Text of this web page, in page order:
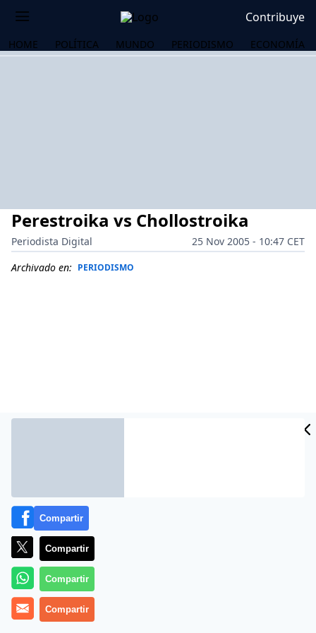
Contribuye
HOME POLÍTICA MUNDO PERIODISMO ECONOMÍA
Perestroika vs Chollostroika
Periodista Digital
25 Nov 2005 - 10:47 CET
Archivado en: PERIODISMO
Compartir
Compartir
Compartir
Compartir